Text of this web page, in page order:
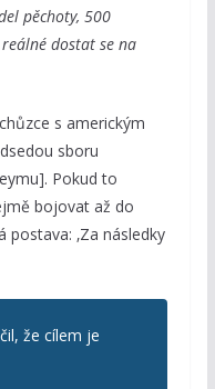
pěchoty, 500
dostat se na
s americkým
sboru
Pokud to
bojovat až do
‚Za následky
že cílem je